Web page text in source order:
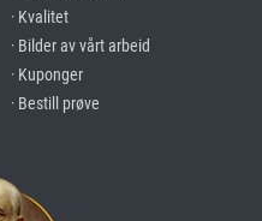
· Kvalitet
· Bilder av vårt arbeid
· Kuponger
· Bestill prøve